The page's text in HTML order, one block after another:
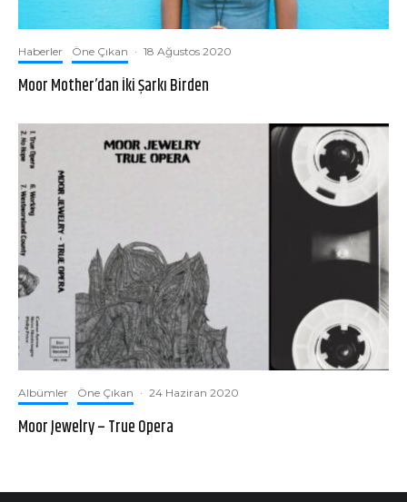
Haberler Öne Çıkan · 18 Ağustos 2020
Moor Mother’dan İki Şarkı Birden
Albümler Öne Çıkan · 24 Haziran 2020
Moor Jewelry – True Opera